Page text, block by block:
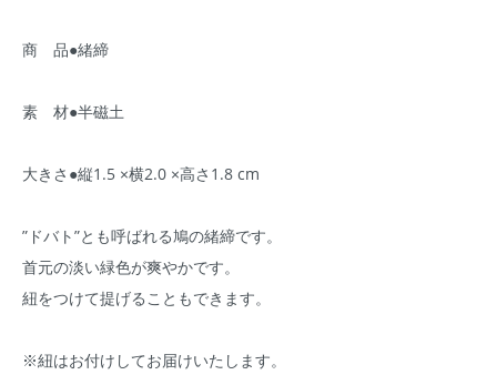
商 品●緒締
素 材●半磁土
大きさ●縦1.5 ×横2.0 ×高さ1.8 cm
”ドバト”とも呼ばれる鳩の緒締です。
首元の淡い緑色が爽やかです。
紐をつけて提げることもできます。
※紐はお付けしてお届けいたします。